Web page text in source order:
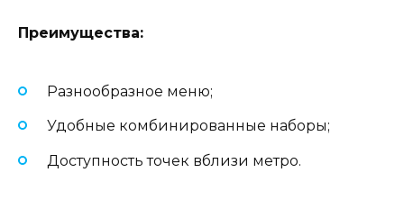
Преимущества:
Разнообразное меню;
Удобные комбинированные наборы;
Доступность точек вблизи метро.